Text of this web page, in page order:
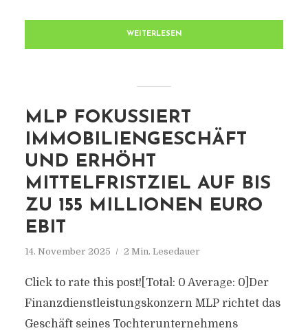
WEITERLESEN
MLP FOKUSSIERT
IMMOBILIENGESCHÄFT
UND ERHÖHT
MITTELFRISTZIEL AUF BIS
ZU 155 MILLIONEN EURO
EBIT
14. November 2025 2 Min. Lesedauer
Click to rate this post![Total: 0 Average: 0]Der
Finanzdienstleistungskonzern MLP richtet das
Geschäft seines Tochterunternehmens